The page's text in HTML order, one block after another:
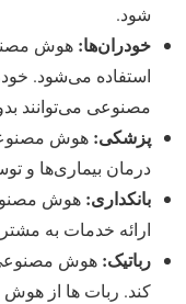
شود.
خودران‌ها: هوش
استفاده می‌شود.
مصنوعی می‌توانند
پزشکی: هوش
درمان بیماری‌ها و
بانکداری: هوش
ارائه خدمات به
رباتیک: هوش مصنوعی
کند. ربات ها از هوش